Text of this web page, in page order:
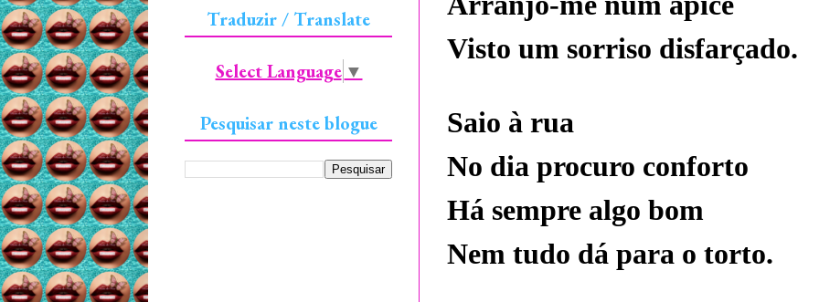
Visto um sorriso disfarçado.
Saio à rua
No dia procuro conforto
Há sempre algo bom
Nem tudo dá para o torto.
Traduzir / Translate
Select Language ▼
Pesquisar neste blogue